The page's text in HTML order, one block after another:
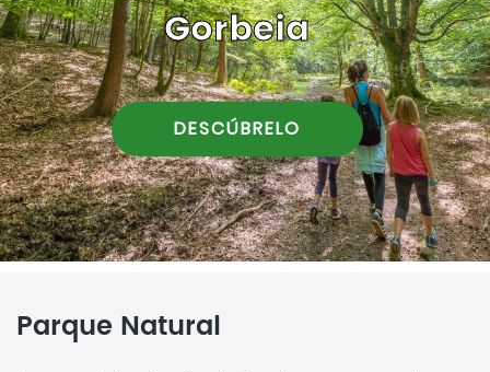
Gorbeia
DESCÚBRELO
Parque Natural